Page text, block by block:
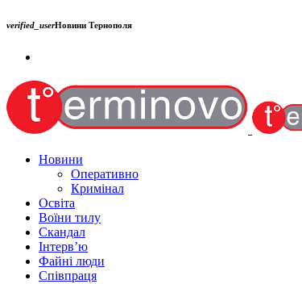
verified_userНовини Тернополя
Новини
Оперативно
Кримінал
Освіта
Воїни тилу
Скандал
Інтерв’ю
Файні люди
Співпраця